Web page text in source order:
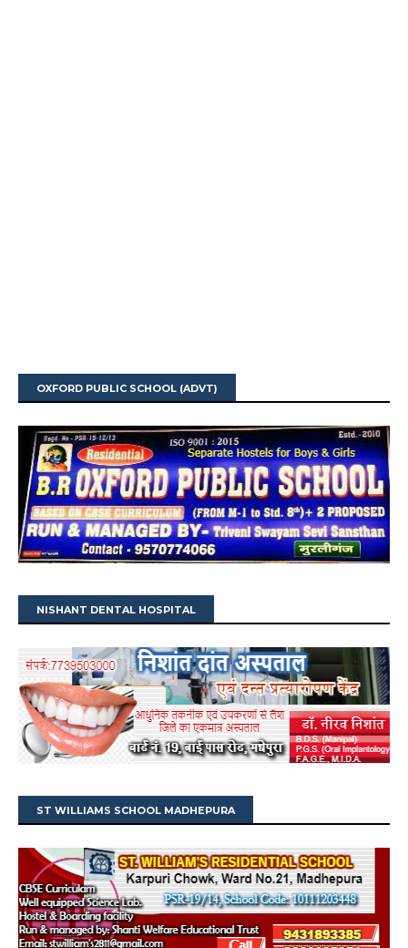
OXFORD PUBLIC SCHOOL (ADVT)
NISHANT DENTAL HOSPITAL
ST WILLIAMS SCHOOL MADHEPURA